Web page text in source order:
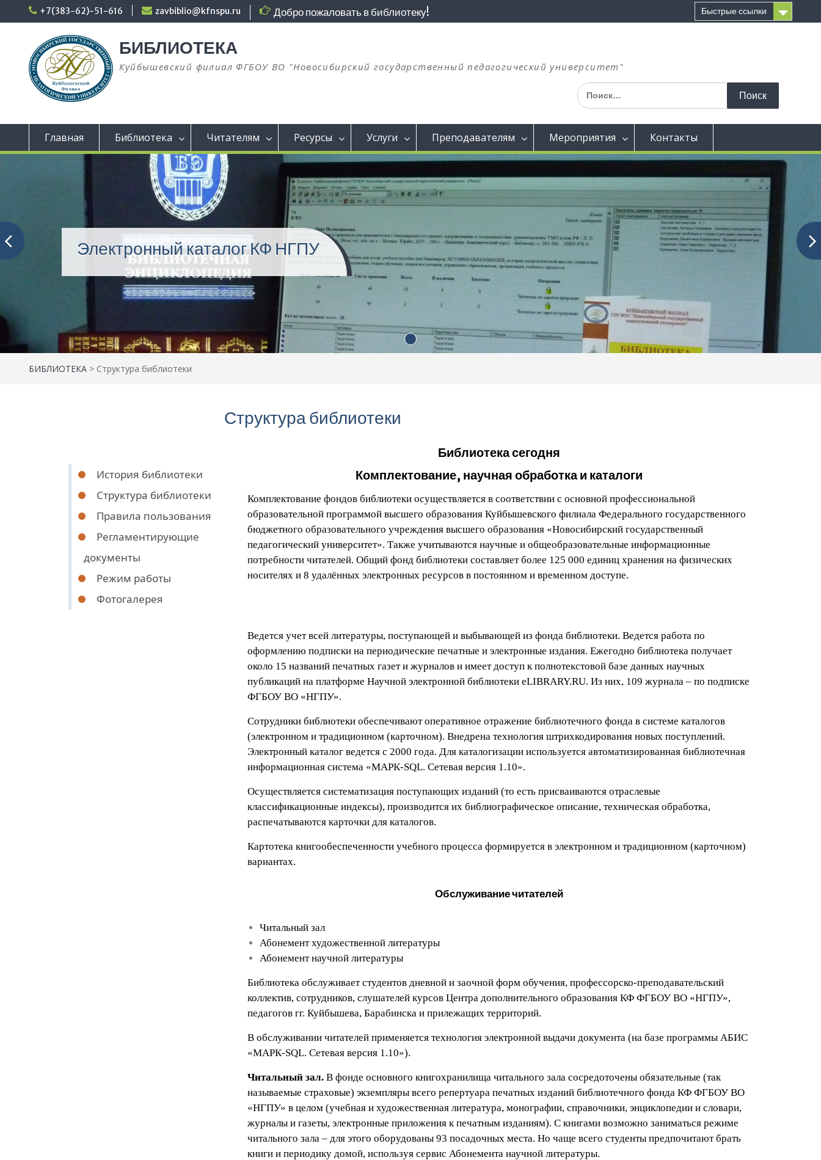
+7(383-62)-51-616 zavbiblio@kfnspu.ru Добро пожаловать в библиотеку! Быстрые ссылки
БИБЛИОТЕКА
Куйбышевский филиал ФГБОУ ВО "Новосибирский государственный педагогический университет"
Главная Библиотека Читателям Ресурсы Услуги Преподавателям Мероприятия Контакты
Электронный каталог КФ НГПУ
БИБЛИОТЕКА > Структура библиотеки
Структура библиотеки
История библиотеки
Структура библиотеки
Правила пользования
Регламентирующие
документы
Режим работы
Фотогалерея
Библиотека сегодня
Комплектование, научная обработка и каталоги
Комплектование фондов библиотеки осуществляется в соответствии с основной профессиональной
образовательной программой высшего образования Куйбышевского филиала Федерального государственного
бюджетного образовательного учреждения высшего образования «Новосибирский государственный
педагогический университет». Также учитываются научные и общеобразовательные информационные
потребности читателей. Общий фонд библиотеки составляет более 125 000 единиц хранения на физических
носителях и 8 удалённых электронных ресурсов в постоянном и временном доступе.
Ведется учет всей литературы, поступающей и выбывающей из фонда библиотеки. Ведется работа по
оформлению подписки на периодические печатные и электронные издания. Ежегодно библиотека получает
около 15 названий печатных газет и журналов и имеет доступ к полнотекстовой базе данных научных
публикаций на платформе Научной электронной библиотеки eLIBRARY.RU. Из них, 109 журнала – по подписке
ФГБОУ ВО «НГПУ».
Сотрудники библиотеки обеспечивают оперативное отражение библиотечного фонда в системе каталогов
(электронном и традиционном (карточном). Внедрена технология штрихкодирования новых поступлений.
Электронный каталог ведется с 2000 года. Для каталогизации используется автоматизированная библиотечная
информационная система «МАРК-SQL. Сетевая версия 1.10».
Осуществляется систематизация поступающих изданий (то есть присваиваются отраслевые
классификационные индексы), производится их библиографическое описание, техническая обработка,
распечатываются карточки для каталогов.
Картотека книгообеспеченности учебного процесса формируется в электронном и традиционном (карточном)
вариантах.
Обслуживание читателей
Читальный зал
Абонемент художественной литературы
Абонемент научной литературы
Библиотека обслуживает студентов дневной и заочной форм обучения, профессорско-преподавательский
коллектив, сотрудников, слушателей курсов Центра дополнительного образования КФ ФГБОУ ВО «НГПУ»,
педагогов гг. Куйбышева, Барабинска и прилежащих территорий.
В обслуживании читателей применяется технология электронной выдачи документа (на базе программы АБИС
«МАРК-SQL. Сетевая версия 1.10»).
Читальный зал. В фонде основного книгохранилища читального зала сосредоточены обязательные (так
называемые страховые) экземпляры всего репертуара печатных изданий библиотечного фонда КФ ФГБОУ ВО
«НГПУ» в целом (учебная и художественная литература, монографии, справочники, энциклопедии и словари,
журналы и газеты, электронные приложения к печатным изданиям). С книгами возможно заниматься режиме
читального зала – для этого оборудованы 93 посадочных места. Но чаще всего студенты предпочитают брать
книги и периодику домой, используя сервис Абонемента научной литературы.